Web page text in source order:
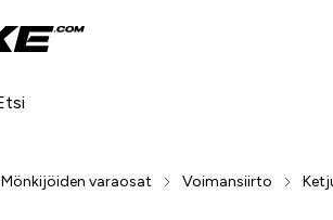
Mönkijöiden varaosat Voimansiirto